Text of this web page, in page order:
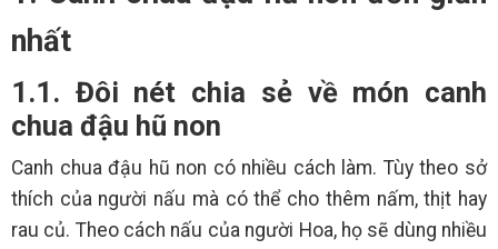
nhất
1.1. Đôi nét chia sẻ về món canh
chua đậu hũ non
Canh chua đậu hũ non có nhiều cách làm. Tùy theo sở
thích của người nấu mà có thể cho thêm nấm, thịt hay
rau củ. Theo cách nấu của người Hoa, họ sẽ dùng nhiều